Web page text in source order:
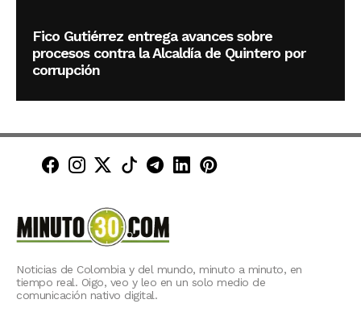
Fico Gutiérrez entrega avances sobre
procesos contra la Alcaldía de Quintero por
corrupción
Minuto30 en Facebook
Minuto30 en Instagram
Minuto30 en X (Twitter)
Minuto30 en TikTok
Canal de Minuto30 en
Minuto30 en LinkedIn
Minuto30 en
Noticias de Colombia y del mundo, minuto a minuto, en
tiempo real. Oigo, veo y leo en un solo medio de
comunicación nativo digital.